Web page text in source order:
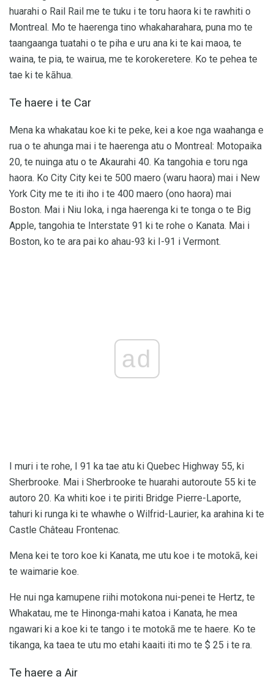
huarahi o Rail Rail me te tuku i te toru haora ki te rawhiti o
Montreal. Mo te haerenga tino whakaharahara, puna mo te
taangaanga tuatahi o te piha e uru ana ki te kai maoa, te
waina, te pia, te wairua, me te korokeretere. Ko te pehea te
tae ki te kāhua.
Te haere i te Car
Mena ka whakatau koe ki te peke, kei a koe nga waahanga e
rua o te ahunga mai i te haerenga atu o Montreal: Motopaika
20, te nuinga atu o te Akaurahi 40. Ka tangohia e toru nga
haora. Ko City City kei te 500 maero (waru haora) mai i New
York City me te iti iho i te 400 maero (ono haora) mai
Boston. Mai i Niu Ioka, i nga haerenga ki te tonga o te Big
Apple, tangohia te Interstate 91 ki te rohe o Kanata. Mai i
Boston, ko te ara pai ko ahau-93 ki I-91 i Vermont.
ad
I muri i te rohe, I 91 ka tae atu ki Quebec Highway 55, ki
Sherbrooke. Mai i Sherbrooke te huarahi autoroute 55 ki te
autoro 20. Ka whiti koe i te piriti Bridge Pierre-Laporte,
tahuri ki runga ki te whawhe o Wilfrid-Laurier, ka arahina ki te
Castle Château Frontenac.
Mena kei te toro koe ki Kanata, me utu koe i te motokā, kei
te waimarie koe.
He nui nga kamupene riihi motokona nui-penei te Hertz, te
Whakatau, me te Hinonga-mahi katoa i Kanata, he mea
ngawari ki a koe ki te tango i te motokā me te haere. Ko te
tikanga, ka taea te utu mo etahi kaaiti iti mo te $ 25 i te ra.
Te haere a Air